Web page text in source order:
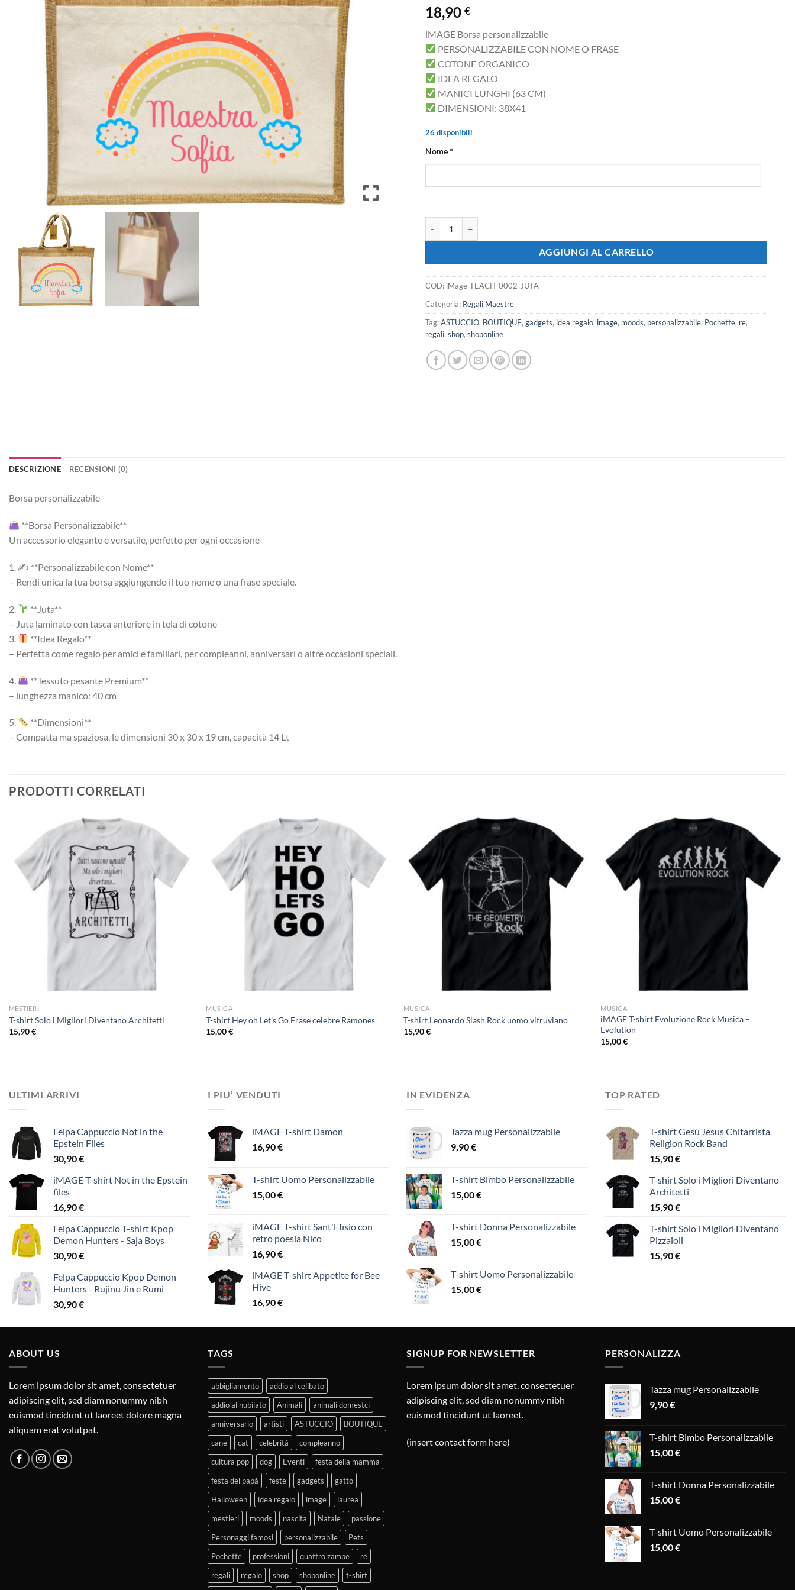
18,90€
iMAGE Borsa personalizzabile
PERSONALIZZABILE CON NOME O FRASE
COTONE ORGANICO
IDEA REGALO
MANICI LUNGHI (63 CM)
DIMENSIONI: 38X41
26 disponibili
Nome*
AGGIUNGI AL CARRELLO
COD: iMage-TEACH-0002-JUTA
Categoria: Regali Maestre
Tag:ASTUCCIO, BOUTIQUE,gadgets, idea regalo, image, moods, personalizzabile, Pochette, re,
regali,shop,shoponline
DESCRIZIONE RECENSIONI (0)
Borsa personalizzabile
**Borsa Personalizzabile**
Un accessorio elegante e versatile, perfetto per ogni occasione
1. ✍️ **Personalizzabile con Nome**
– Rendi unica la tua borsa aggiungendo il tuo nome o una frase speciale.
2.
**Juta**
– Juta laminato con tasca anteriore in tela di cotone
3.
**Idea Regalo**
– Perfetta come regalo per amici e familiari, per compleanni, anniversari o altre occasioni speciali.
4.
**Tessuto pesante Premium**
– lunghezza manico: 40 cm
5.
**Dimensioni**
– Compatta ma spaziosa, le dimensioni 30 x 30 x 19 cm, capacità 14 Lt
PRODOTTI CORRELATI
MESTIERI
T-shirt Solo i Migliori Diventano Architetti
15,90€
MUSICA
T-shirt Hey oh Let’s Go Frase celebre Ramones
15,00€
MUSICA
T-shirt Leonardo Slash Rock uomo vitruviano
15,90€
MUSICA
iMAGE T-shirt Evoluzione Rock Musica –
Evolution
15,00€
ULTIMI ARRIVI
Felpa Cappuccio Not in the
Epstein Files
30,90€
iMAGE T-shirt Not in the Epstein
files
16,90€
Felpa Cappuccio T-shirt Kpop
Demon Hunters - Saja Boys
30,90€
Felpa Cappuccio Kpop Demon
Hunters - Rujinu Jin e Rumi
30,90€
I PIU’ VENDUTI
iMAGE T-shirt Damon
16,90€
T-shirt Uomo Personalizzabile
15,00€
iMAGE T-shirt Sant'Efisio con
retro poesia Nico
16,90€
iMAGE T-shirt Appetite for Bee
Hive
16,90€
IN EVIDENZA
Tazza mug Personalizzabile
9,90€
T-shirt Bimbo Personalizzabile
15,00€
T-shirt Donna Personalizzabile
15,00€
T-shirt Uomo Personalizzabile
15,00€
TOP RATED
T-shirt Gesù Jesus Chitarrista
Religion Rock Band
15,90€
T-shirt Solo i Migliori Diventano
Architetti
15,90€
T-shirt Solo i Migliori Diventano
Pizzaioli
15,90€
ABOUT US
Lorem ipsum dolor sit amet, consectetuer
adipiscing elit, sed diam nonummy nibh
euismod tincidunt ut laoreet dolore magna
aliquam erat volutpat.
TAGS
abbigliamento
addio al celibato
addio al nubilato
Animali
animali domestci
anniversario
artisti ASTUCCIO
BOUTIQUE
cane
cat celebrità
compleanno
cultura pop
dog Eventi
festa della mamma
festa del papà
feste gadgets
gatto
Halloween
idea regalo image
laurea
mestieri
moods nascita Natale
passione
Personaggi famosi
personalizzabile
Pets
Pochette
professioni quattro zampe
re
regali
regalo shop shoponline
t-shirt
SIGNUP FOR NEWSLETTER
Lorem ipsum dolor sit amet, consectetuer
adipiscing elit, sed diam nonummy nibh
euismod tincidunt ut laoreet.
(insert contact form here)
PERSONALIZZA
Tazza mug Personalizzabile
9,90€
T-shirt Bimbo Personalizzabile
15,00€
T-shirt Donna Personalizzabile
15,00€
T-shirt Uomo Personalizzabile
15,00€